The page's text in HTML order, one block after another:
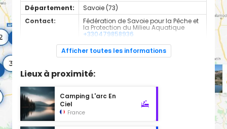
Département:
Savoie (73)
Contact:
Fédération de Savoie pour la Pêche et
la Protection du Milieu Aquatique
+330479858936
Situé à la jonction des deux Guiers, le Sauget est un joli plan
d’eau de 1 Ha. Il comporte une population importante de
gardons, tanche, carpes et quelques brochets.
Accessible aux PMR avec piste aménagée, pontons de
pêche et parking.
Afficher toutes les informations
Lieux à proximité:
Camping L'arc En
Ciel
France